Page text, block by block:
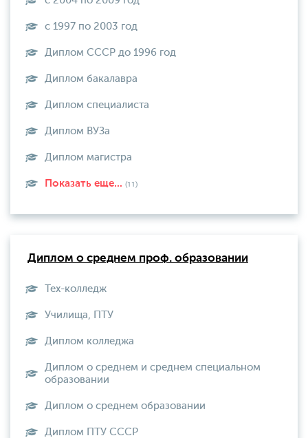
с 1997 по 2003 год
Диплом СССР до 1996 год
Диплом бакалавра
Диплом специалиста
Диплом ВУЗа
Диплом магистра
Показать еще... (11)
Диплом о среднем проф. образовании
Тех-колледж
Училища, ПТУ
Диплом колледжа
Диплом о среднем и среднем специальном
образовании
Диплом о среднем образовании
Диплом ПТУ СССР